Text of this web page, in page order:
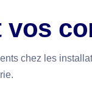
vos
chez les